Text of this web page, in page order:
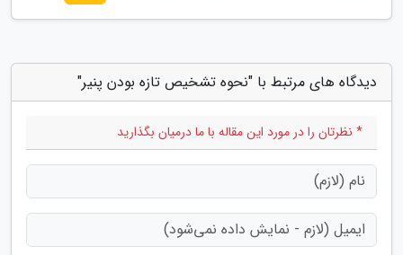
دیدگاه های مرتبط با "نحوه تشخیص تازه بودن پنیر"
* نظرتان را در مورد این مقاله با ما درمیان بگذارید